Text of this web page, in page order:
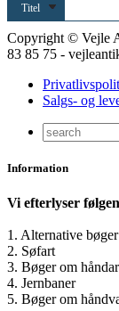
Titel
Copyright © Vejle
83 85 75 -
Salgs- og
Information
Vi efterlyser
1. Alternative bøger
2. Søfart
3. Bøger om
4. Jernbaner
5. Bøger om